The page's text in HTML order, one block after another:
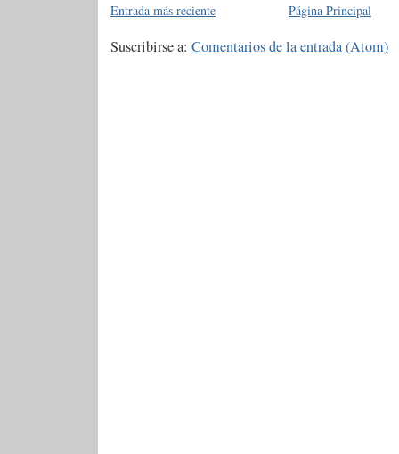
Entrada más reciente Página Principal
Suscribirse a: Comentarios de la entrada (Atom)